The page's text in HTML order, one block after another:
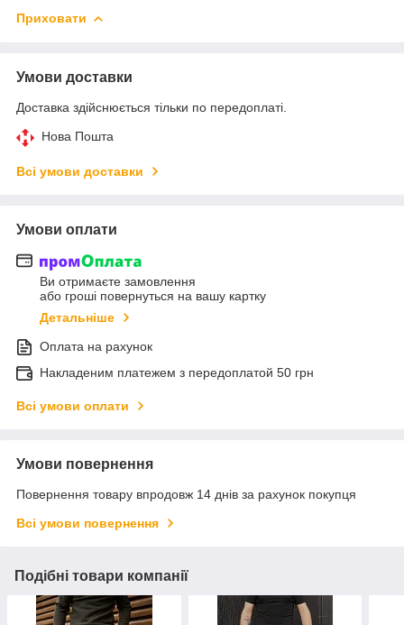
Приховати
Умови доставки
Доставка здійснюється тільки по передоплаті.
Нова Пошта
Всі умови доставки
Умови оплати
Ви отримаєте замовлення
або гроші повернуться на вашу картку
Детальніше
Оплата на рахунок
Накладеним платежем з передоплатой 50 грн
Всі умови оплати
Умови повернення
Повернення товару впродовж 14 днів за рахунок покупця
Всі умови повернення
Подібні товари компанії